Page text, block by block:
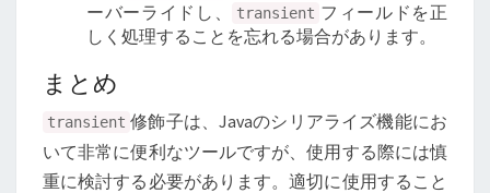
ーバーライドし、
transient フィールドを正
しく処理することを忘れる場合があります。
まとめ
transient 修飾子は、Javaのシリアライズ機能にお
いて非常に便利なツールですが、使用する際には慎
重に検討する必要があります。適切に使用すること